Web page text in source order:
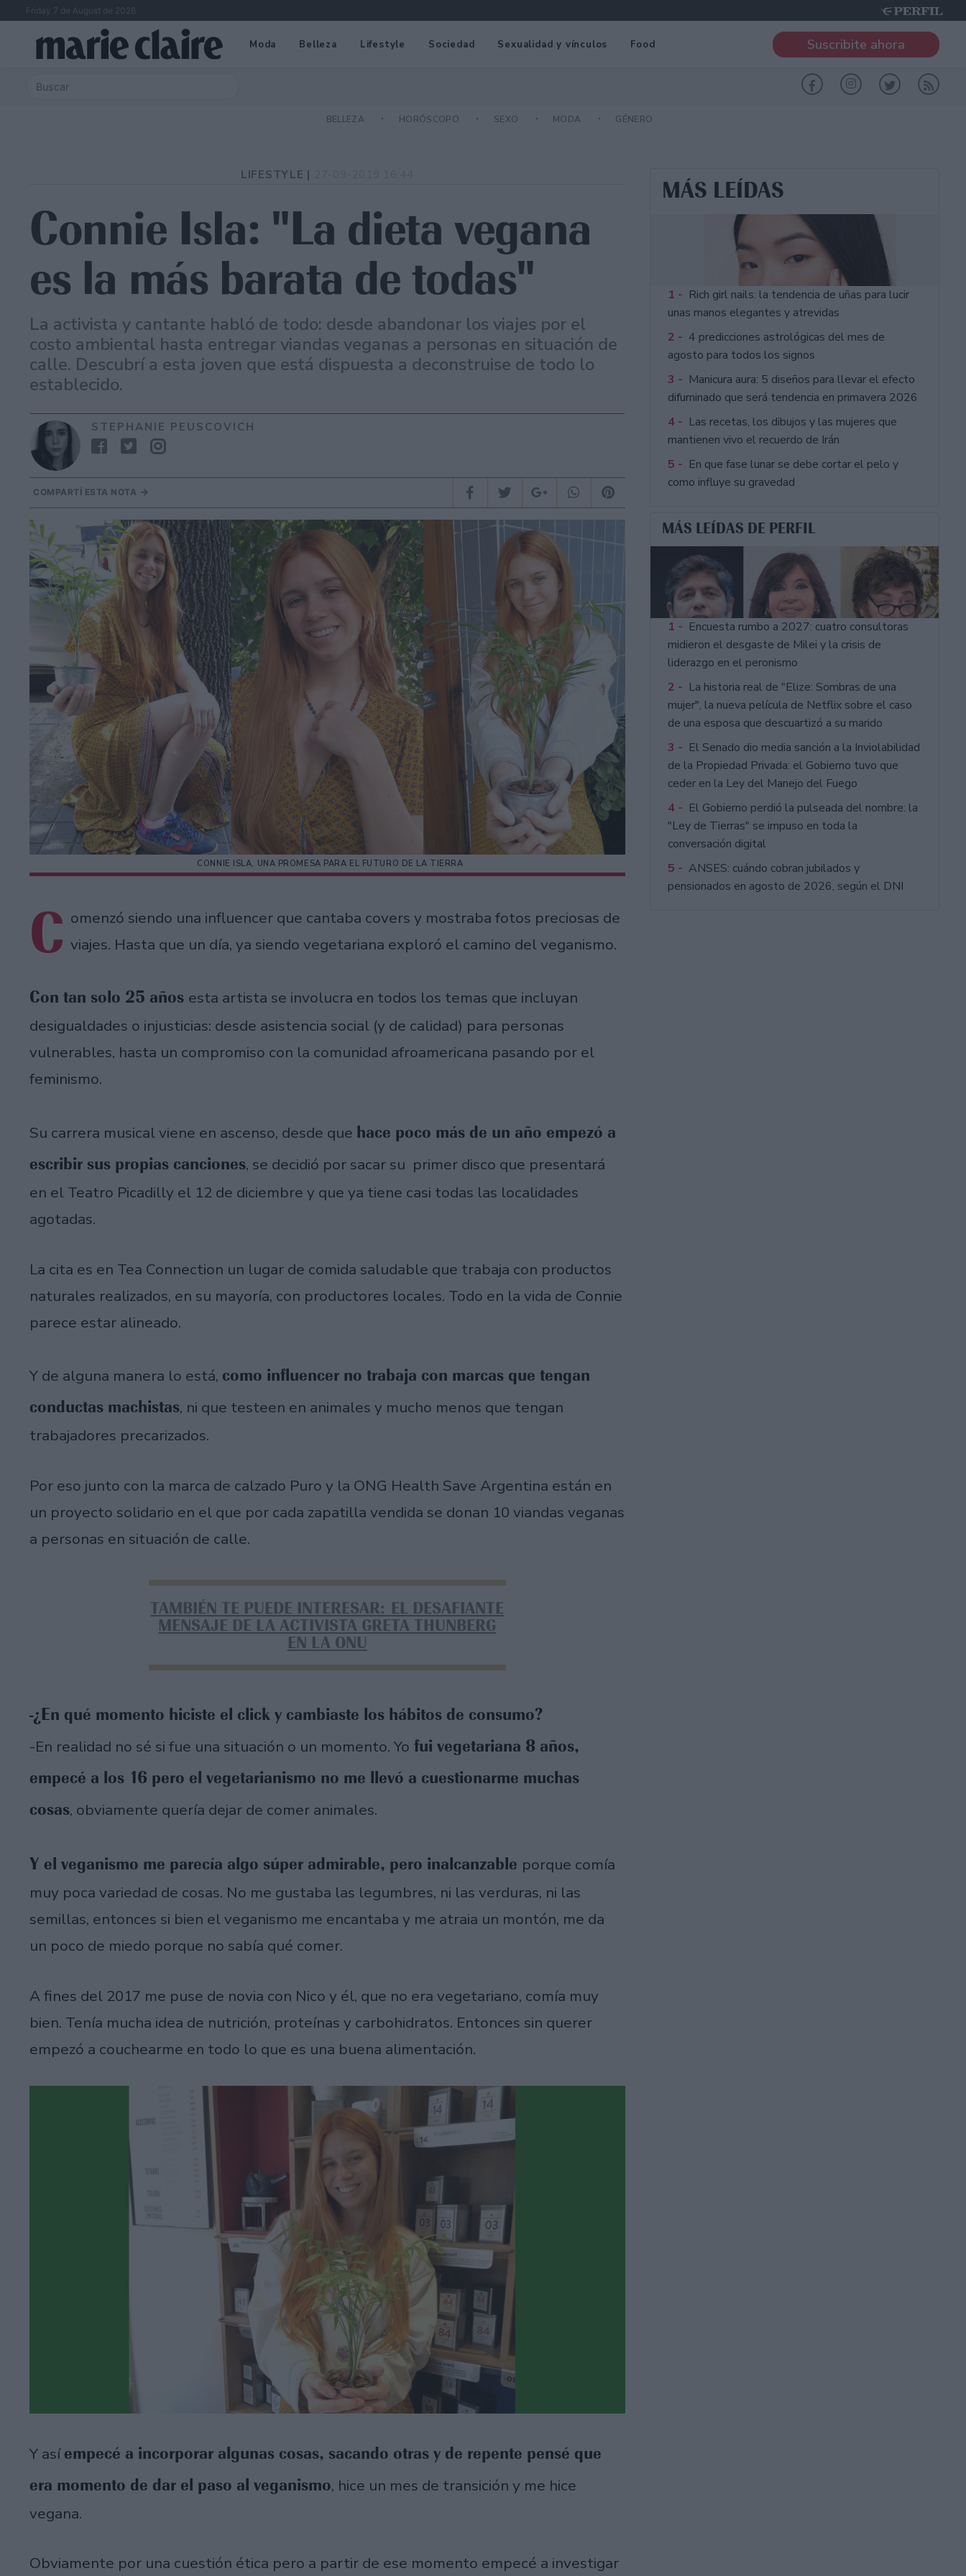
Friday 7 de August de 2026
Moda Belleza Lifestyle Sociedad Sexualidad y vínculos Food Suscribite ahora
BELLEZA HORÓSCOPO SEXO MODA GÉNERO
LIFESTYLE |
Connie Isla: "La dieta vegana
es la más barata de todas"
La activista y cantante habló de todo: desde abandonar los viajes por el
costo ambiental hasta entregar viandas veganas a personas en situación de
calle. Descubrí a esta joven que está dispuesta a deconstruise de todo lo
establecido.
STEPHANIE PEUSCOVICH
COMPARTÍ ESTA NOTA
CONNIE ISLA, UNA PROMESA PARA EL FUTURO DE LA TIERRA
C omenzó siendo una influencer que cantaba covers y mostraba fotos preciosas de
viajes. Hasta que un día, ya siendo vegetariana exploró el camino del veganismo.
Con tan solo 25 años esta artista se involucra en todos los temas que incluyan
desigualdades o injusticias: desde asistencia social (y de calidad) para personas
vulnerables, hasta un compromiso con la comunidad afroamericana pasando por el
feminismo.
Su carrera musical viene en ascenso, desde que hace poco más de un año empezó a
escribir sus propias canciones, se decidió por sacar su primer disco que presentará
en el Teatro Picadilly el 12 de diciembre y que ya tiene casi todas las localidades
agotadas.
La cita es en Tea Connection un lugar de comida saludable que trabaja con productos
naturales realizados, en su mayoría, con productores locales. Todo en la vida de Connie
parece estar alineado.
Y de alguna manera lo está, como influencer no trabaja con marcas que tengan
conductas machistas, ni que testeen en animales y mucho menos que tengan
trabajadores precarizados.
Por eso junto con la marca de calzado Puro y la ONG Health Save Argentina están en
un proyecto solidario en el que por cada zapatilla vendida se donan 10 viandas veganas
a personas en situación de calle.
TAMBIÉN TE PUEDE INTERESAR: EL DESAFIANTE
MENSAJE DE LA ACTIVISTA GRETA THUNBERG
EN LA ONU
-¿En qué momento hiciste el click y cambiaste los hábitos de consumo?
-En realidad no sé si fue una situación o un momento. Yo fui vegetariana 8 años,
empecé a los 16 pero el vegetarianismo no me llevó a cuestionarme muchas
cosas, obviamente quería dejar de comer animales.
Y el veganismo me parecía algo súper admirable, pero inalcanzable porque comía
muy poca variedad de cosas. No me gustaba las legumbres, ni las verduras, ni las
semillas, entonces si bien el veganismo me encantaba y me atraia un montón, me da
un poco de miedo porque no sabía qué comer.
A fines del 2017 me puse de novia con Nico y él, que no era vegetariano, comía muy
bien. Tenía mucha idea de nutrición, proteínas y carbohidratos. Entonces sin querer
empezó a couchearme en todo lo que es una buena alimentación.
Y asíempecé a incorporar algunas cosas, sacando otras y de repente pensé que
era momento de dar el paso al veganismo, hice un mes de transición y me hice
vegana.
Obviamente por una cuestión ética pero a partir de ese momento empecé a investigar
MÁS LEÍDAS
1 - Rich girl nails: la tendencia de uñas para lucir
unas manos elegantes y atrevidas
2 - 4 predicciones astrológicas del mes de
agosto para todos los signos
3 - Manicura aura: 5 diseños para llevar el efecto
difuminado que será tendencia en primavera 2026
4 - Las recetas, los dibujos y las mujeres que
mantienen vivo el recuerdo de Irán
5 - En que fase lunar se debe cortar el pelo y
como influye su gravedad
MÁS LEÍDAS DE PERFIL
1 - Encuesta rumbo a 2027: cuatro consultoras
midieron el desgaste de Milei y la crisis de
liderazgo en el peronismo
2 - La historia real de "Elize: Sombras de una
mujer", la nueva película de Netflix sobre el caso
de una esposa que descuartizó a su marido
3 - El Senado dio media sanción a la Inviolabilidad
de la Propiedad Privada: el Gobierno tuvo que
ceder en la Ley del Manejo del Fuego
4 - El Gobierno perdió la pulseada del nombre: la
"Ley de Tierras" se impuso en toda la
conversación digital
5 - ANSES: cuándo cobran jubilados y
pensionados en agosto de 2026, según el DNI